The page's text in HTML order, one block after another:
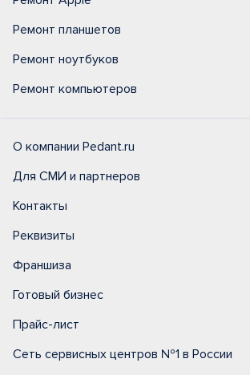
Ремонт планшетов
Ремонт ноутбуков
Ремонт компьютеров
О компании Pedant.ru
Для СМИ и партнеров
Контакты
Реквизиты
Франшиза
Готовый бизнес
Прайс-лист
Сеть сервисных центров №1 в России